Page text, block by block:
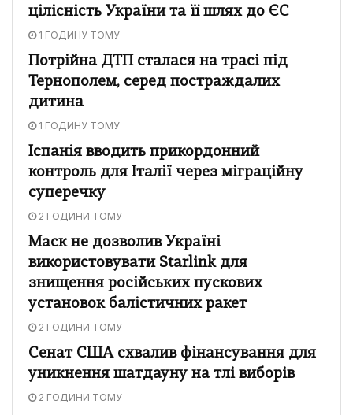
цілісність України та її шлях до ЄС
1 ГОДИНУ ТОМУ
Потрійна ДТП сталася на трасі під
Тернополем, серед постраждалих
дитина
1 ГОДИНУ ТОМУ
Іспанія вводить прикордонний
контроль для Італії через міграційну
суперечку
2 ГОДИНИ ТОМУ
Маск не дозволив Україні
використовувати Starlink для
знищення російських пускових
установок балістичних ракет
2 ГОДИНИ ТОМУ
Сенат США схвалив фінансування для
уникнення шатдауну на тлі виборів
2 ГОДИНИ ТОМУ